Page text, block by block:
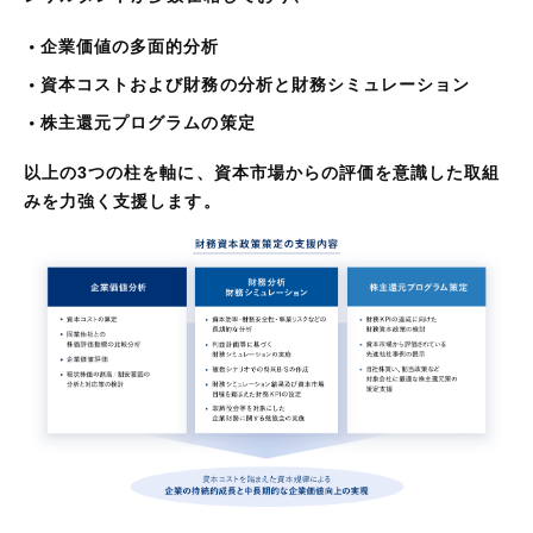
企業価値の​多面的分析
資本コストおよび財務の分析と​財務シミュレーション
株主還元プログラムの​策定
以上の3つの柱を軸に、資本市場からの評価を​意識した​取組
みを力強く支援します。